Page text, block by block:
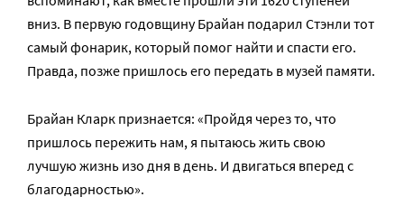
вниз. В первую годовщину Брайан подарил Стэнли тот
самый фонарик, который помог найти и спасти его.
Правда, позже пришлось его передать в музей памяти.
Брайан Кларк признается: «Пройдя через то, что
пришлось пережить нам, я пытаюсь жить свою
лучшую жизнь изо дня в день. И двигаться вперед с
благодарностью».